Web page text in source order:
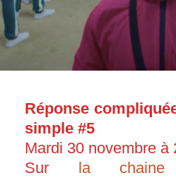
Réponse
simple #5
Mardi 30 novembre à
Sur
la